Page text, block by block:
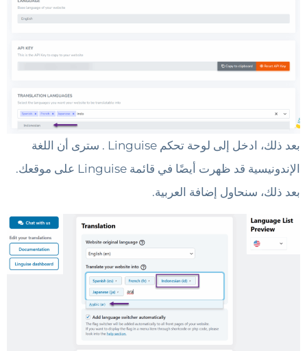
بعد ذلك، ادخل إلى لوحة تحكم Linguise . سترى أن اللغة
الإندونيسية قد ظهرت أيضًا في قائمة Linguise على موقعك.
بعد ذلك، سنحاول إضافة العربية.